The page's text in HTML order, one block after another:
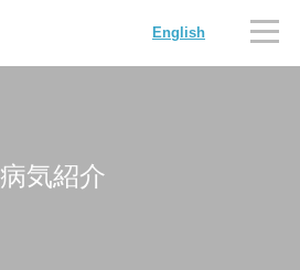
English
病気紹介